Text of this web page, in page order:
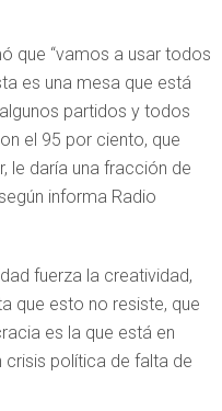
que “vamos a usar todos
es una mesa que está
partidos y todos
el 95 por ciento, que
le daría una fracción de
informa Radio
fuerza la creatividad,
que esto no resiste, que
es la que está en
crisis política de falta de